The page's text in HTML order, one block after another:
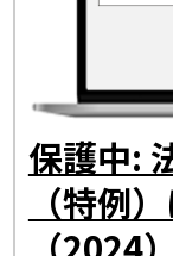
保護中:
（特例